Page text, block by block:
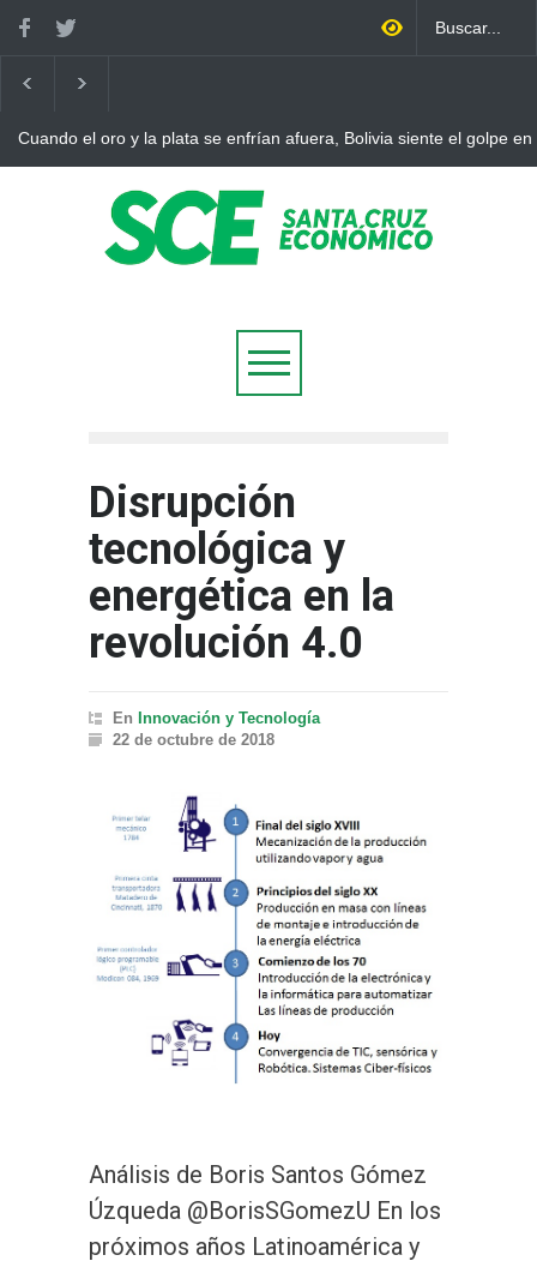
afuera, Bolivia siente el golpe en casa
Bolivia rompe dos
Disrupción
tecnológica y
energética en la
revolución 4.0
En Innovación y Tecnología
22 de octubre de 2018
Análisis de Boris Santos Gómez
Úzqueda @BorisSGomezU En los
próximos años Latinoamérica y